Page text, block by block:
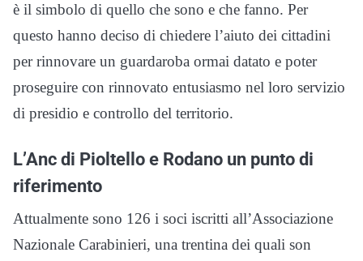
è il simbolo di quello che sono e che fanno. Per
questo hanno deciso di chiedere l’aiuto dei cittadini
per rinnovare un guardaroba ormai datato e poter
proseguire con rinnovato entusiasmo nel loro servizio
di presidio e controllo del territorio.
L’Anc di Pioltello e Rodano un punto di
riferimento
Attualmente sono 126 i soci iscritti all’Associazione
Nazionale Carabinieri, una trentina dei quali son